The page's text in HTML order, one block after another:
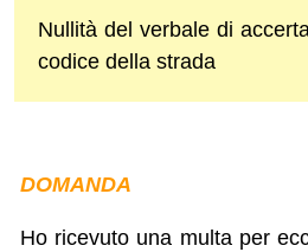
Nullità del verbale di
codice della strada
DOMANDA
Ho ricevuto una multa per